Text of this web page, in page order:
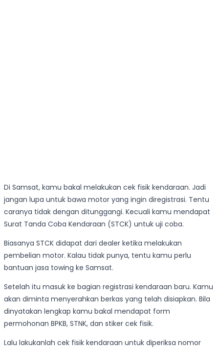
Di Samsat, kamu bakal melakukan cek fisik kendaraan. Jadi
jangan lupa untuk bawa motor yang ingin diregistrasi. Tentu
caranya tidak dengan ditunggangi. Kecuali kamu mendapat
Surat Tanda Coba Kendaraan (STCK) untuk uji coba.
Biasanya STCK didapat dari dealer ketika melakukan
pembelian motor. Kalau tidak punya, tentu kamu perlu
bantuan jasa towing ke Samsat.
Setelah itu masuk ke bagian registrasi kendaraan baru. Kamu
akan diminta menyerahkan berkas yang telah disiapkan. Bila
dinyatakan lengkap kamu bakal mendapat form
permohonan BPKB, STNK, dan stiker cek fisik.
Lalu lakukanlah cek fisik kendaraan untuk diperiksa nomor